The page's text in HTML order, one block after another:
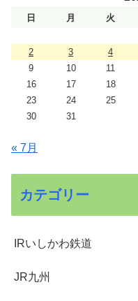
日 月 火
2
3 4
9
10 11
16
17 18
23
24 25
30
31
« 7月
カテゴリー
IRいしかわ鉄道
JR九州